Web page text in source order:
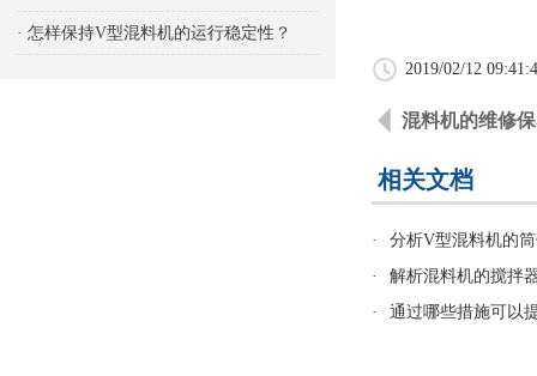
生产能力
· 怎样保持V型混料机的运行稳定性？
2019/02/12
混料机的维修
相关文档
·
分析V型混料机的
·
解析混料机的搅拌
·
通过哪些措施可以